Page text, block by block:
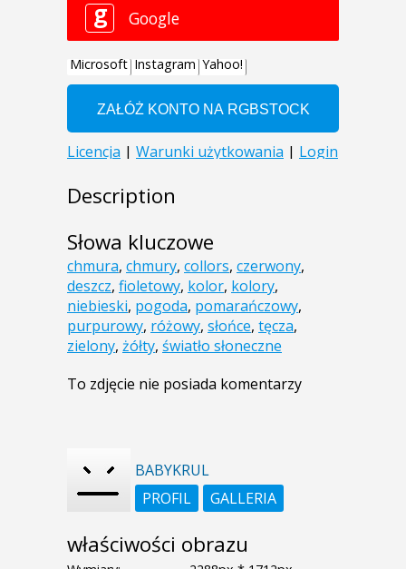
Description
Słowa kluczowe
chmura, chmury, collors, czerwony,
deszcz, fioletowy, kolor, kolory,
niebieski, pogoda, pomarańczowy,
purpurowy, różowy, słońce, tęcza,
zielony, żółty, światło słoneczne
To zdjęcie nie posiada komentarzy
BABYKRUL
PROFIL
GALLERIA
właściwości obrazu